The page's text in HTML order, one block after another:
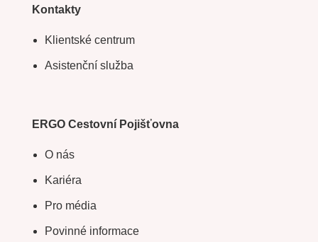
Kontakty
Klientské centrum
Asistenční služba
ERGO Cestovní Pojišťovna
O nás
Kariéra
Pro média
Povinné informace